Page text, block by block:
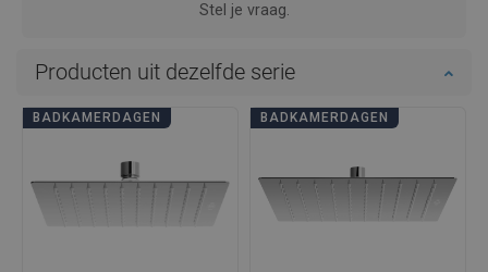
Stel je vraag.
Producten uit dezelfde serie
BADKAMERDAGEN BADKAMERDAGEN